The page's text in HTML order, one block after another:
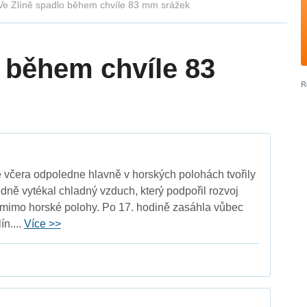
Zlíně spadlo během chvíle 83 mm srážek
chvíle 83
včera odpoledne hlavně v horských polohách tvořily
vytékal chladný vzduch, který podpořil rozvoj
horské polohy. Po 17. hodině zasáhla vůbec
Více >>